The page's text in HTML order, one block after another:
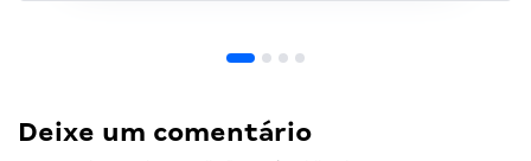
Deixe um comentário